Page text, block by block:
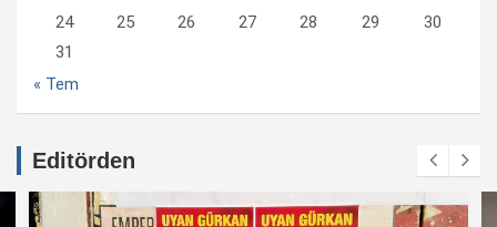
24
25 26 27 28 29
30
31
« Tem
Editörden